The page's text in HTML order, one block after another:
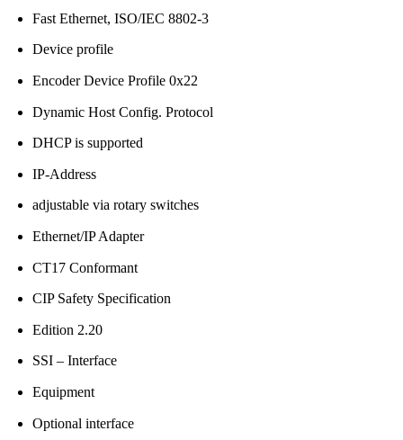
Fast Ethernet, ISO/IEC 8802-3
Device profile
Encoder Device Profile 0x22
Dynamic Host Config. Protocol
DHCP is supported
IP-Address
adjustable via rotary switches
Ethernet/IP Adapter
CT17 Conformant
CIP Safety Specification
Edition 2.20
SSI – Interface
Equipment
Optional interface